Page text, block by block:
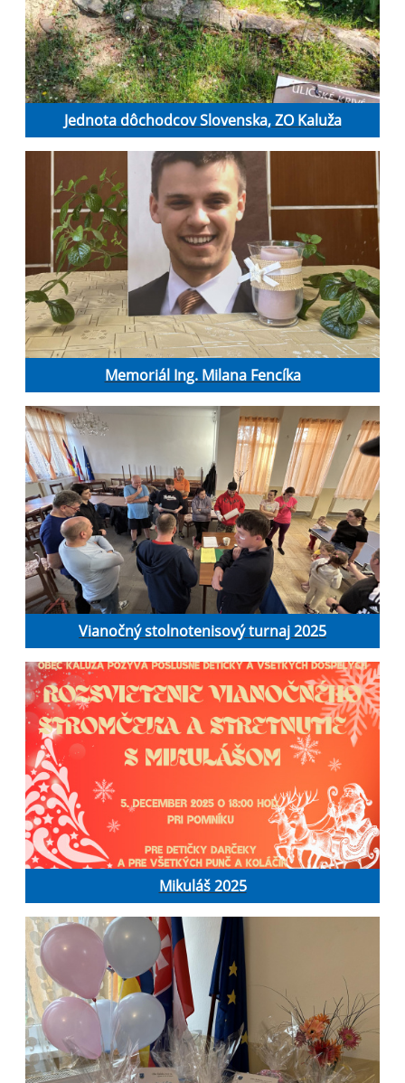
Jednota dôchodcov Slovenska, ZO Kaluža
Memoriál Ing. Milana Fencíka
Vianočný stolnotenisový turnaj 2025
Mikuláš 2025